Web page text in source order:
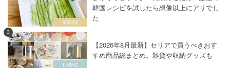
韓国レシピを試したら想像以上にアリでし
た
3
【2026年8月最新】セリアで買うべきおす
すめ商品総まとめ。雑貨や収納グッズも